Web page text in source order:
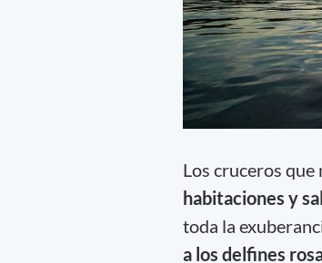
Los cruceros
habitaciones y
toda la
a los delfines